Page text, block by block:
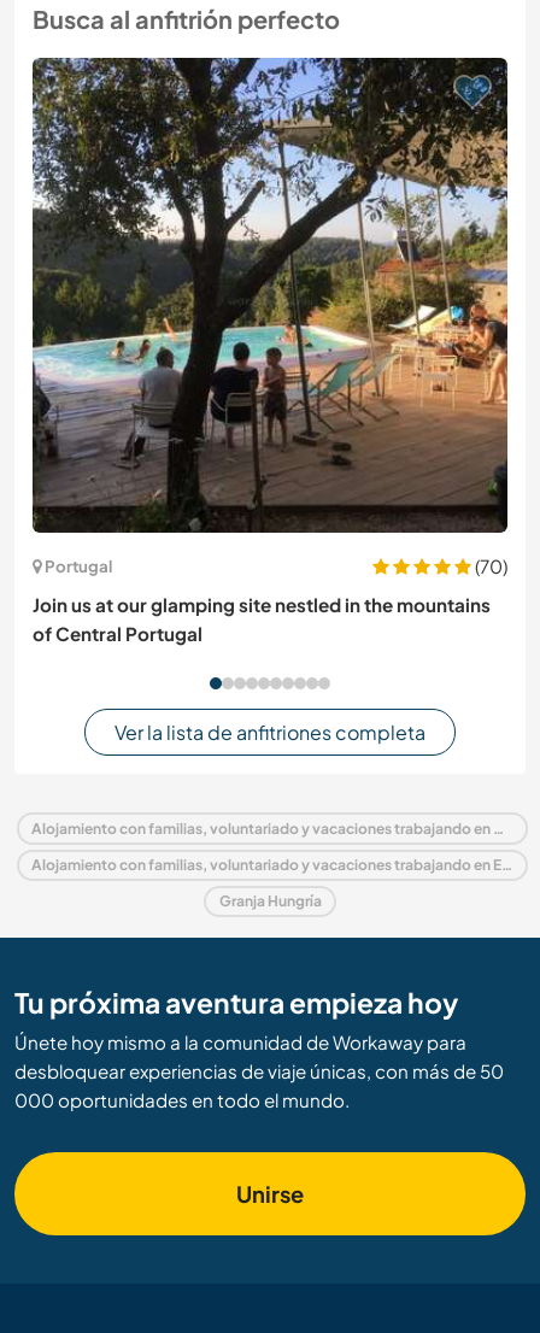
Busca al anfitrión perfecto
Portugal
(70)
Join us at our glamping site nestled in the mountains
of Central Portugal
Ver la lista de anfitriones completa
Alojamiento con familias, voluntariado y vacaciones trabajando en Hungría
Alojamiento con familias, voluntariado y vacaciones trabajando en Europa
Granja Hungría
Tu próxima aventura empieza hoy
Únete hoy mismo a la comunidad de Workaway para
desbloquear experiencias de viaje únicas, con más de 50
000 oportunidades en todo el mundo.
Unirse